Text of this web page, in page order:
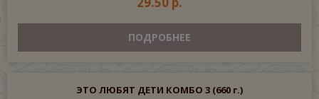
ПОДРОБНЕЕ
ЭТО ЛЮБЯТ ДЕТИ КОМБО 3 (660 г.)